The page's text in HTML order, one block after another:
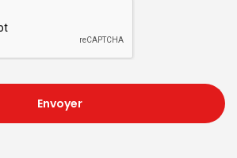
Envoyer